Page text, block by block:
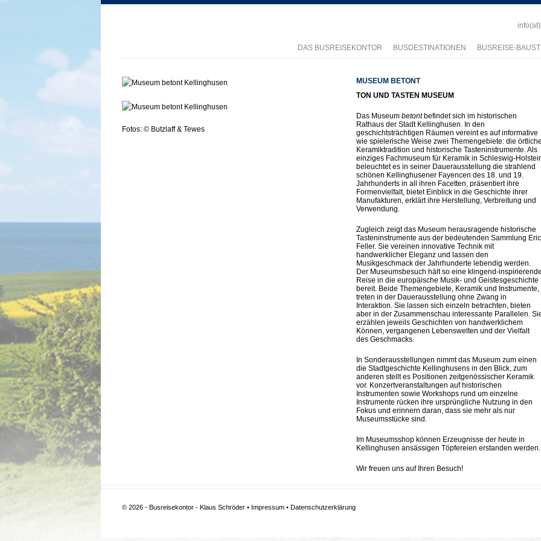
DAS BUSREISEKONTOR BUSDESTINATIONEN BUSREISE-
Fotos: © Butzlaff & Tewes
MUSEUM BETONT
TON UND TASTEN MUSEUM
Das Museum betontbefindet sich im historischen
Rathaus der Stadt Kellinghusen. In den
geschichtsträchtigen Räumen vereint es auf informative
wie spielerische Weise zwei Themengebiete: die
Keramiktradition und historische Tasteninstrumente. Als
einziges Fachmuseum für Keramik in Schleswig-
beleuchtet es in seiner Dauerausstellung die strahlend
schönen Kellinghusener Fayencen des 18. und 19.
Jahrhunderts in all ihren Facetten, präsentiert ihre
Formenvielfalt, bietet Einblick in die Geschichte ihrer
Manufakturen, erklärt ihre Herstellung, Verbreitung und
Verwendung.
Zugleich zeigt das Museum herausragende historische
Tasteninstrumente aus der bedeutenden Sammlung Eric
Feller. Sie vereinen innovative Technik mit
handwerklicher Eleganz und lassen den
Musikgeschmack der Jahrhunderte lebendig werden.
Der Museumsbesuch hält so eine klingend-
Reise in die europäische Musik- und Geistesgeschichte
bereit. Beide Themengebiete, Keramik und Instrumente,
treten in der Dauerausstellung ohne Zwang in
Interaktion. Sie lassen sich einzeln betrachten, bieten
aber in der Zusammenschau interessante Parallelen.
erzählen jeweils Geschichten von handwerklichem
Können, vergangenen Lebenswelten und der Vielfalt
des Geschmacks.
In Sonderausstellungen nimmt das Museum zum einen
die Stadtgeschichte Kellinghusens in den Blick, zum
anderen stellt es Positionen zeitgenössischer Keramik
vor. Konzertveranstaltungen auf historischen
Instrumenten sowie Workshops rund um einzelne
Instrumente rücken ihre ursprüngliche Nutzung in den
Fokus und erinnern daran, dass sie mehr als nur
Museumsstücke sind.
Im Museumsshop können Erzeugnisse der heute in
Kellinghusen ansässigen Töpfereien erstanden werden.
Wir freuen uns auf Ihren Besuch!
© 2026 - Busreisekontor - Klaus Schröder • Impressum • Datenschutzerklärung